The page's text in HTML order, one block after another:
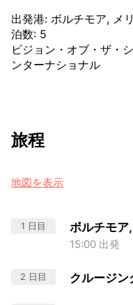
出発港: ボルチモア, メ
泊数: 5
ビジョン・オブ・ザ・
ンターナショナル
旅程
地図を表示
1 日目 ボルチモア
15:00 出発
2 日目 クルージン